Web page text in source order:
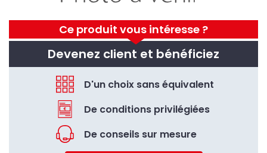
Ce produit vous intéresse ?
Devenez client et bénéficiez
D'un choix sans équivalent
De conditions privilégiées
De conseils sur mesure